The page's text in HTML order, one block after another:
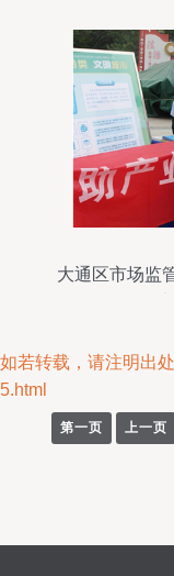
大通区市场监
如若转载，请注明出
5.html
第一页 上一页